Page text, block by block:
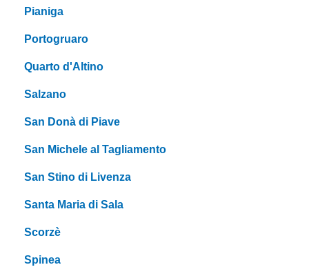
Pianiga
Portogruaro
Quarto d'Altino
Salzano
San Donà di Piave
San Michele al Tagliamento
San Stino di Livenza
Santa Maria di Sala
Scorzè
Spinea